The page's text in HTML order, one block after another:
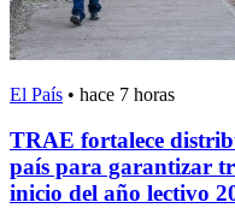
El País • hace 7 horas
TRAE fortalece
país para garantizar
inicio del año lectivo